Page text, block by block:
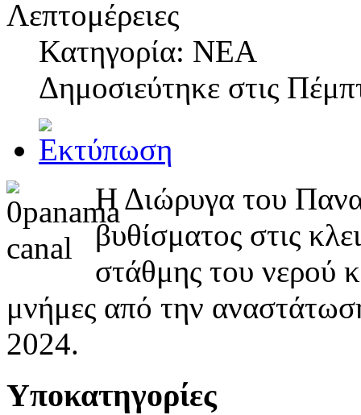
Λεπτομέρειες
Κατηγορία: NEA
Δημοσιεύτηκε στις
Η Διώρυγα του
βυθίσματος στις
στάθμης του νερού
μνήμες από την
2024.
Υποκατηγορίες